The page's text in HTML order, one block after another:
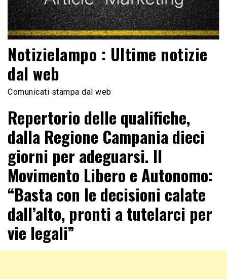
Notizielampo : Ultime notizie
dal web
Comunicati stampa dal web
Repertorio delle qualifiche,
dalla Regione Campania dieci
giorni per adeguarsi. Il
Movimento Libero e Autonomo:
“Basta con le decisioni calate
dall’alto, pronti a tutelarci per
vie legali”